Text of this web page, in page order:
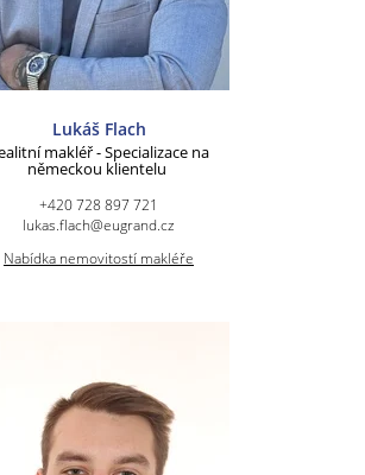
Lukáš Flach
makléř - Specializace na
německou klientelu
+420 728 897 721
lukas.flach@eugrand.cz
Nabídka nemovitostí makléře